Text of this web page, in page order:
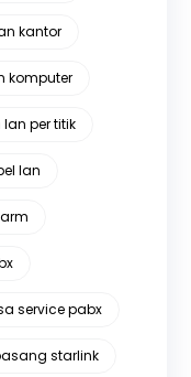
kantor
komputer
per titik
lan
service pabx
starlink